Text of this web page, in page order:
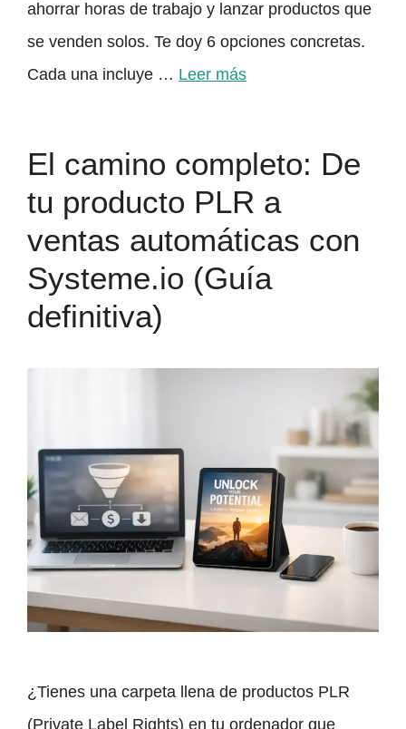
ahorrar horas de trabajo y lanzar productos que
se venden solos. Te doy 6 opciones concretas.
Cada una incluye … Leer más
El camino completo: De
tu producto PLR a
ventas automáticas con
Systeme.io (Guía
definitiva)
¿Tienes una carpeta llena de productos PLR
(Private Label Rights) en tu ordenador que